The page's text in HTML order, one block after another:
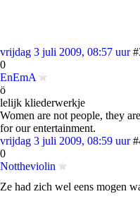
vrijdag 3 juli 2009, 08:57 uur
0
EnEmA
ö
lelijk kliederwerkje
Women are not people, they
for our entertainment.
vrijdag 3 juli 2009, 08:59 uur
0
Nottheviolin
Ze had zich wel eens mogen